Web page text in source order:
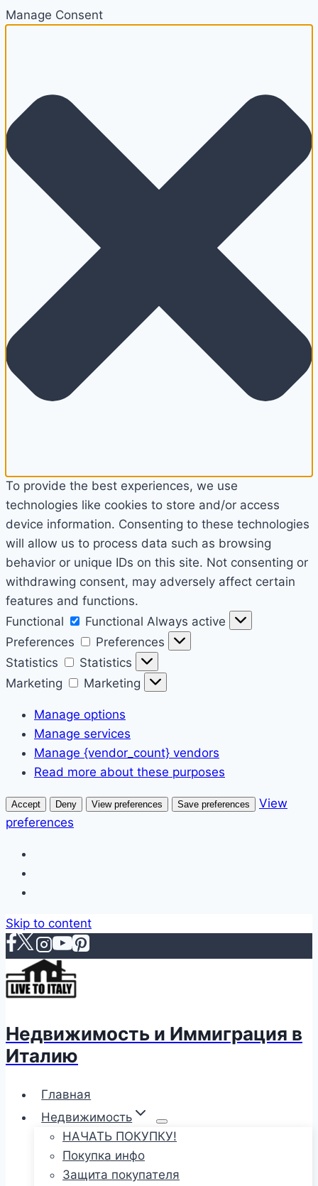
Manage Consent
To provide the best experiences, we use
technologies like cookies to store and/or access
device information. Consenting to these technologies
will allow us to process data such as browsing
behavior or unique IDs on this site. Not consenting or
withdrawing consent, may adversely affect certain
features and functions.
Functional
Functional Always active
Preferences
Preferences
Statistics
Statistics
Marketing
Marketing
Manage options
Manage services
Manage {vendor_count} vendors
Read more about these purposes
Accept Deny View preferences Save preferences
View
preferences
Skip to content
Недвижимость и Иммиграция в
Италию
Главная
Недвижимость
НАЧАТЬ ПОКУПКУ!
Покупка инфо
Защита покупателя